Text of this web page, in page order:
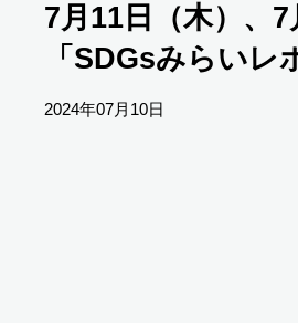
7月11日（木）、
「SDGsみらいレ
2024年07月10日